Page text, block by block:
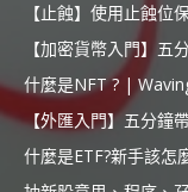
【止蝕】使用止蝕位
【加密貨幣入門】
什麼是NFT ? |
【外匯入門】五分鐘
什麼是ETF?新手該怎